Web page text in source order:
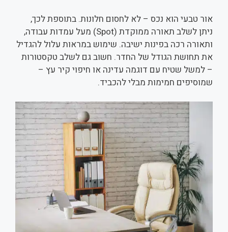
אור טבעי הוא נכס – לא לחסום חלונות. בתוספת לכך,
ניתן לשלב תאורה ממוקדת (Spot) מעל עמדות עבודה,
ותאורה רכה בפינות ישיבה. שימוש במראות עלול להגדיל
את תחושת הגודל של החדר. חשוב גם לשלב טקסטורות
– למשל שטיח עם דוגמה עדינה או חיפוי קיר עץ –
שמוסיפים חמימות מבלי להכביד.